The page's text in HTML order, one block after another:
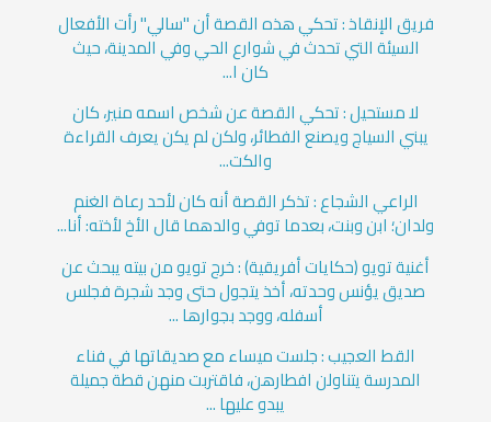
فريق الإنقاذ : تحكي هذه القصة أن "سالي" رأت الأفعال
السيئة التي تحدث في شوارع الحي وفي المدينة، حيث
كان ا...
لا مستحيل : تحكي القصة عن شخص اسمه منير، كان
يبني السياج ويصنع الفطائر، ولكن لم يكن يعرف القراءة
والكت...
الراعي الشجاع : تذكر القصة أنه كان لأحد رعاة الغنم
ولدان؛ ابن وبنت، بعدما توفي والدهما قال الأخ لأخته: أنا...
أغنية تويو (حكايات أفريقية) : خرج تويو من بيته يبحث عن
صديق يؤنس وحدته، أخذ يتجول حتى وجد شجرة فجلس
أسفله، ووجد بجوارها ...
القط العجيب : جلست ميساء مع صديقاتها في فناء
المدرسة يتناولن افطارهن، فاقتربت منهن قطة جميلة
يبدو عليها ...